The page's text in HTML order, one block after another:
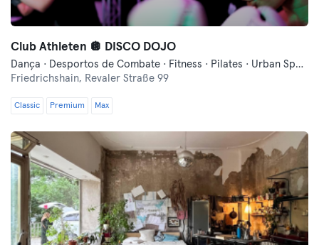
Club Athleten 🪩 DISCO DOJO
Dança · Desportos de Combate · Fitness · Pilates · Urban Sports Club - Evento Comunitário · Yoga
Friedrichshain, Revaler Straße 99
Classic Premium Max